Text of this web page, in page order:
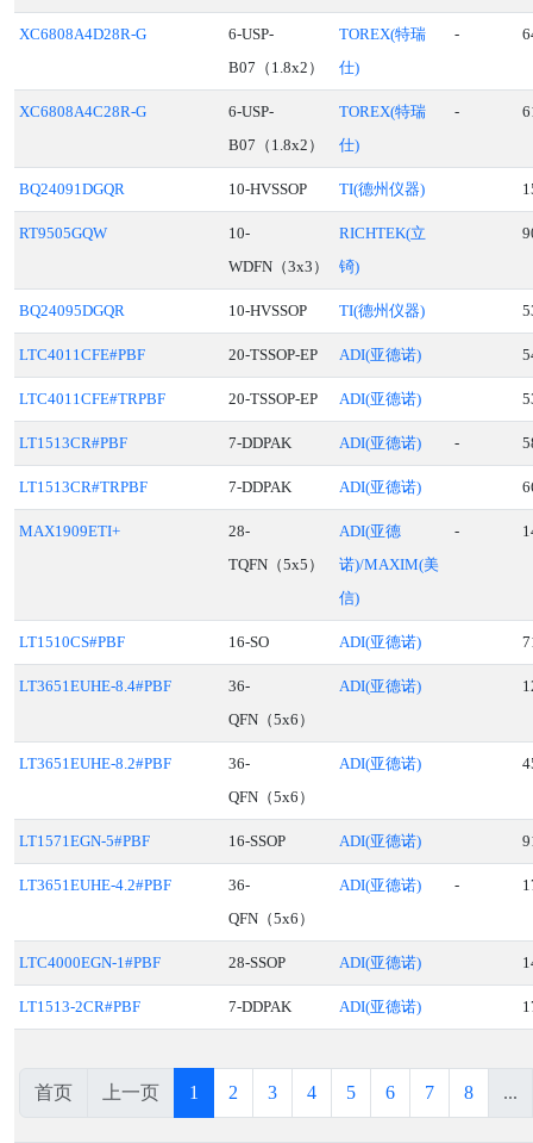
XC6808A4D28R-G
6-USP-
B07（1.8x2）
TOREX(特瑞
仕)
-
XC6808A4C28R-G
6-USP-
B07（1.8x2）
TOREX(特瑞
仕)
-
BQ24091DGQR 10-HVSSOP TI(德州仪器)
RT9505GQW
10-
WDFN（3x3）
RICHTEK(立
锜)
BQ24095DGQR 10-HVSSOP TI(德州仪器)
LTC4011CFE#PBF 20-TSSOP-EP ADI(亚德诺)
LTC4011CFE#TRPBF 20-TSSOP-EP ADI(亚德诺)
LT1513CR#PBF 7-DDPAK ADI(亚德诺) -
LT1513CR#TRPBF 7-DDPAK ADI(亚德诺)
MAX1909ETI+
28-
TQFN（5x5）
ADI(亚德
诺)/MAXIM(美
信)
-
LT1510CS#PBF 16-SO ADI(亚德诺)
LT3651EUHE-8.4#PBF
36-
QFN（5x6）
ADI(亚德诺)
LT3651EUHE-8.2#PBF
36-
QFN（5x6）
ADI(亚德诺)
LT1571EGN-5#PBF 16-SSOP ADI(亚德诺)
LT3651EUHE-4.2#PBF
36-
QFN（5x6）
ADI(亚德诺) -
LTC4000EGN-1#PBF 28-SSOP ADI(亚德诺)
LT1513-2CR#PBF 7-DDPAK ADI(亚德诺)
首页 上一页 1 2 3 4 5 6 7 8 ...